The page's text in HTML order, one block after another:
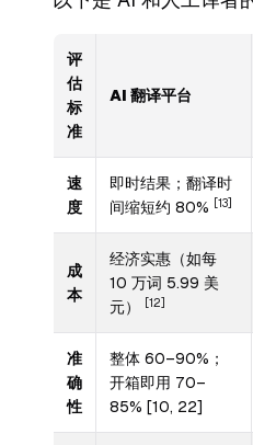
评
估
标
准
AI 翻译平台
速
度
即时结果；翻译时
间缩短约 80% [13]
成
本
经济实惠（如每
10 万词 5.99 美
元）
[12]
准
确
性
整体 60–90%；
开箱即用 70–
85% [10, 22]